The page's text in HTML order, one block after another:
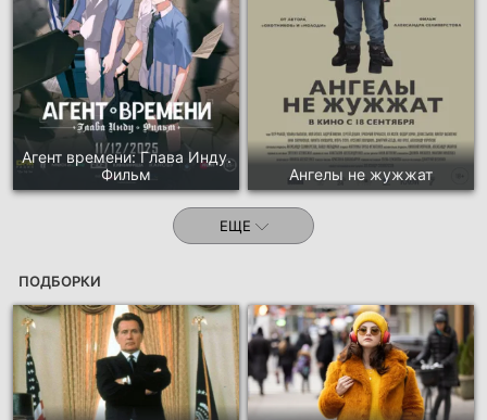
Агент времени: Глава Инду.
Фильм
Ангелы не жужжат
ЕЩЕ
ПОДБОРКИ